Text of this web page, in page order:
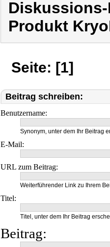
Produkt
Seite: [1]
Beitrag schreiben:
Benutzername:
Synonym, unter dem Ihr Beitrag
E-Mail:
URL zum Beitrag:
Weiterführender Link zu Ihrem
Titel:
Titel, unter dem Ihr Beitrag
Beitrag: